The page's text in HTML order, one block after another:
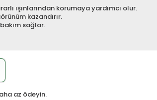
ışınlarından korumaya yardımcı olur.
kazandırır.
bakım sağlar.
az ödeyin.